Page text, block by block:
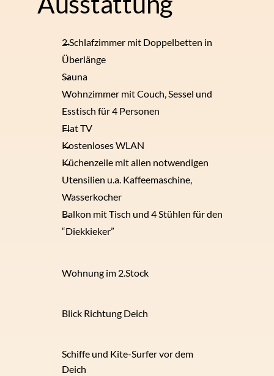
2 Schlafzimmer mit Doppelbetten in
Überlänge
Sauna
Wohnzimmer mit Couch, Sessel und
Esstisch für 4 Personen
Flat TV
Kostenloses WLAN
Küchenzeile mit allen notwendigen
Utensilien u.a. Kaffeemaschine,
Wasserkocher
Balkon mit Tisch und 4 Stühlen für den
“Diekkieker”
Wohnung im 2.Stock
Blick Richtung Deich
Schiffe und Kite-Surfer vor dem
Deich